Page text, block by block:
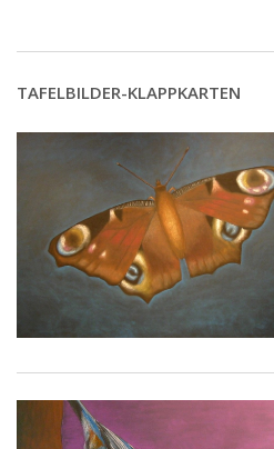
TAFELBILDER-KLAPPKARTEN